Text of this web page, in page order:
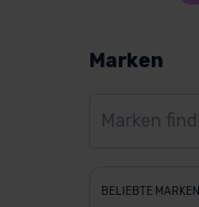
Marken
BELIEBTE MARKEN